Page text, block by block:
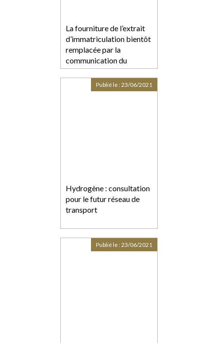
La fourniture de l’extrait
d’immatriculation bientôt
remplacée par la
communication du
numéro RCS
Hydrogène : consultation
pour le futur réseau de
transport
Publié le :23/06/2021
Publié le :23/06/2021